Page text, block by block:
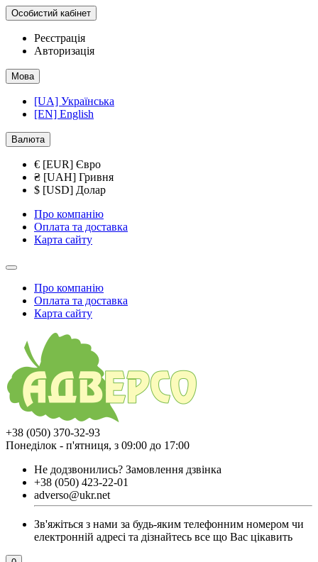
Особистий кабінет
Реєстрація
Авторизація
Мова
[UA] Українська
[EN] English
Валюта
€ [EUR] Євро
₴ [UAH] Гривня
$ [USD] Долар
Про компанію
Оплата та доставка
Карта сайту
Про компанію
Оплата та доставка
Карта сайту
+38 (050) 370-32-93
Понеділок - п'ятниця, з 09:00 до 17:00
Не додзвонились? Замовлення дзвінка
+38 (050) 423-22-01
adverso@ukr.net
Зв'яжіться з нами за будь-яким телефонним номером чи
електронній адресі та дізнайтесь все що Вас цікавить